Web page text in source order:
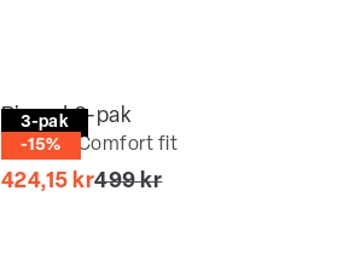
3-pak
-15%
Bison | 3-pak
T-shirt | Comfort fit
424,15 krI alt (uden rabat)
499 kr